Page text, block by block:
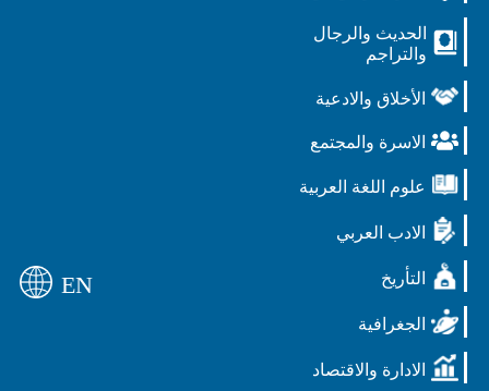
الحديث والرجال
والتراجم
الأخلاق والادعية
الاسرة والمجتمع
علوم اللغة العربية
الادب العربي
التأريخ
الجغرافية
الادارة والاقتصاد
EN